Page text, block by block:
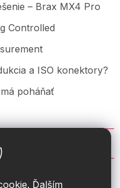
Ďalším
– Brax MX4 Pro
Controlled
a ISO konektory?
poháňať